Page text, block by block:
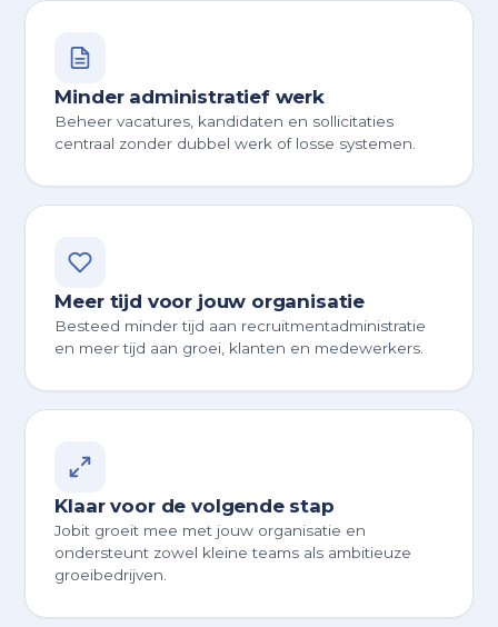
Minder administratief werk
Beheer vacatures, kandidaten en sollicitaties
centraal zonder dubbel werk of losse systemen.
Meer tijd voor jouw organisatie
Besteed minder tijd aan recruitmentadministratie
en meer tijd aan groei, klanten en medewerkers.
Klaar voor de volgende stap
Jobit groeit mee met jouw organisatie en
ondersteunt zowel kleine teams als ambitieuze
groeibedrijven.